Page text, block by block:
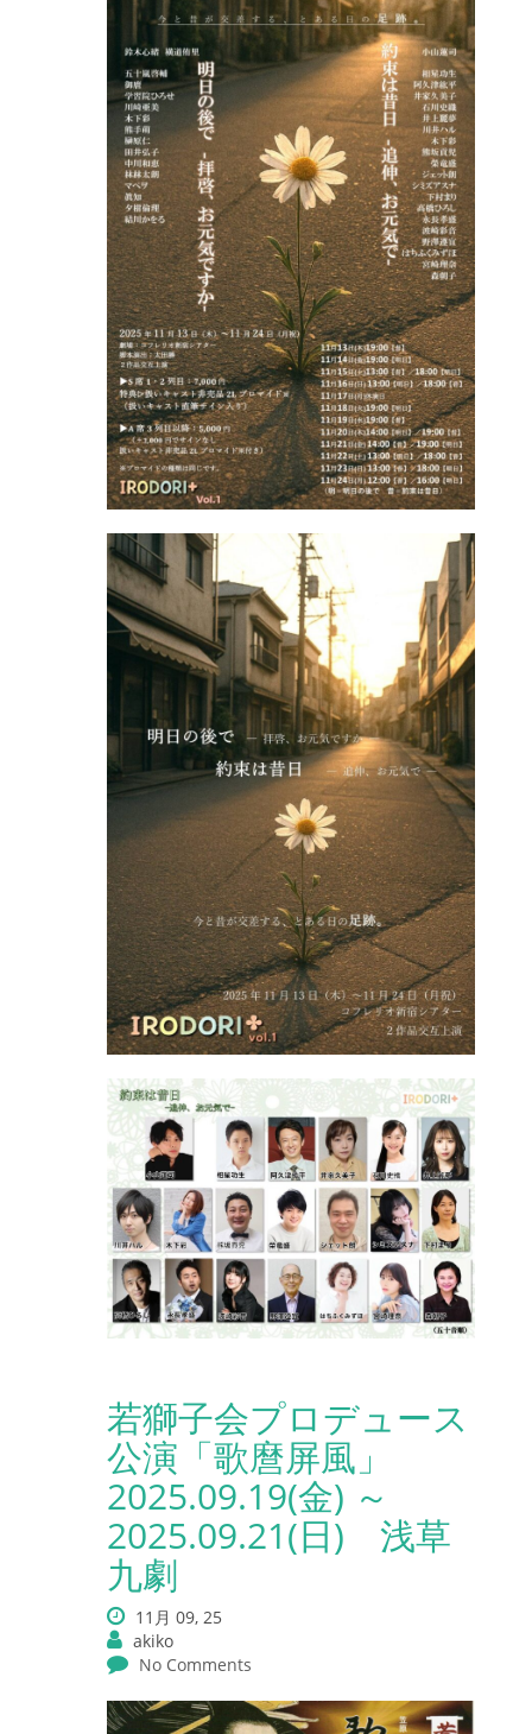
若獅子会プロデュース
公演「歌麿屏風」
2025.09.19(金) ～
2025.09.21(日) 浅草
九劇
11月 09, 25
akiko
No Comments